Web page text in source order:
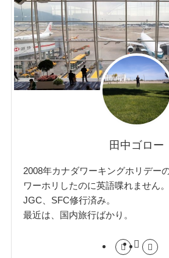
田中ゴロー
2008年カナダワーキングホリデーの
ワーホリしたのに英語喋れません。
JGC、SFC修行済み。
最近は、国内旅行ばかり。